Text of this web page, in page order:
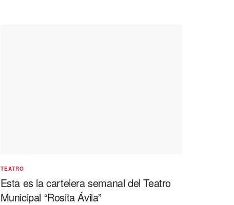
TEATRO
Esta es la cartelera semanal del Teatro
Municipal “Rosita Ávila”